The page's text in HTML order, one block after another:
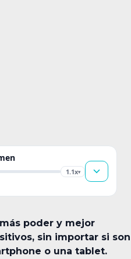
1.1x▾
poder y mejor
sin importar si son
o una tablet.